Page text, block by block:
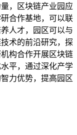
，区块链产业园应
合作基地，可以联
人才，园区可以与
术的前沿研究，探
构合作开展区块链
平，通过深化产学
力优势，提高园区